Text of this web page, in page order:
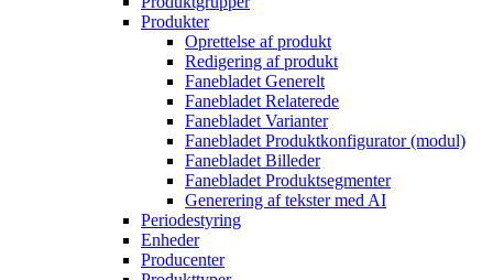
Produkter
Oprettelse af produkt
Redigering af produkt
Fanebladet Generelt
Fanebladet Relaterede
Fanebladet Varianter
Fanebladet Produktkonfigurator (modul)
Fanebladet Billeder
Fanebladet Produktsegmenter
Generering af tekster med AI
Periodestyring
Enheder
Producenter